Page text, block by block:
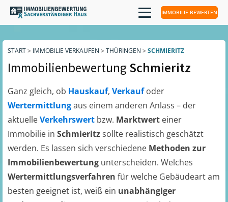
IMMOBILIE BEWERTEN
START> IMMOBILIE VERKAUFEN > THÜRINGEN > SCHMIERITZ
ImmobilienbewertungSchmieritz
Ganz gleich, ob Hauskauf, Verkaufoder
Wertermittlungaus einem anderen Anlass – der
aktuelleVerkehrswert bzw. Marktwert einer
Immobilie in Schmieritzsollte realistisch geschätzt
werden. Es lassen sich verschiedene Methoden zur
Immobilienbewertung unterscheiden. Welches
Wertermittlungsverfahren für welche Gebäudeart am
besten geeignet ist, weiß ein unabhängiger